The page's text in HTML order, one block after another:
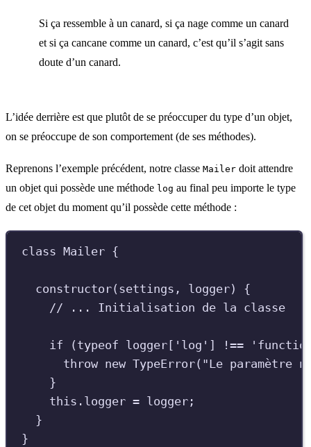
Si ça ressemble à un canard, si ça nage comme un canard
et si ça cancane comme un canard, c’est qu’il s’agit sans
doute d’un canard.
L’idée derrière est que plutôt de se préoccuper du type d’un objet,
on se préoccupe de son comportement (de ses méthodes).
Reprenons l’exemple précédent, notre classe Mailer doit attendre
un objet qui possède une méthode log au final peu importe le type
de cet objet du moment qu’il possède cette méthode :
class Mailer {
constructor( settings , logger)
{
// ... Initialisation de la classe
if ( typeof logger [ ' log ' ] !== '
throw new TypeError( "Le paramètre
}
this . logger = logger ;
}
}